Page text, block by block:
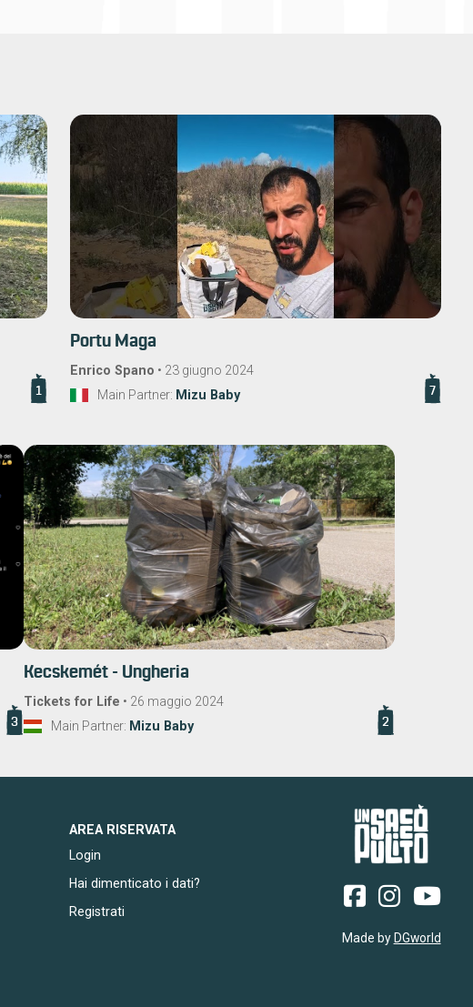
1
Portu Maga
Enrico Spano • 23 giugno 2024
Main Partner: Mizu Baby 7
3
Kecskemét - Ungheria
Tickets for Life • 26 maggio 2024
Main Partner: Mizu Baby 2
AREA RISERVATA
Login
Hai dimenticato i dati?
Registrati
Made by DGworld